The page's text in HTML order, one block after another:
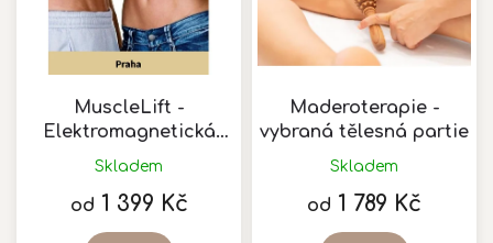
MuscleLift -
Elektromagnetická
stimulace svalu
Skladem
od 1 399 Kč
Maderoterapie -
vybraná tělesná partie
Skladem
od 1 789 Kč